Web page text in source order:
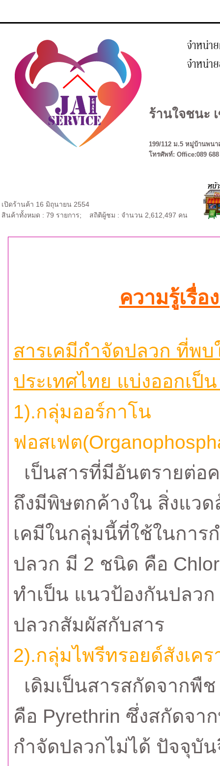
ร้านใจชนะ
199/112 ม.5 หมู่บ้านพน
โทรศัพท์: Office:089
เปิดร้านค้า 16 มิถุนายน 2554
สินค้าทั้งหมด : 79 รายการ; สถิติผู้ชม : จำนวน 2,612,497 คน
ความรู้เรื่อ
สารเคมีกำจัดปลวก ที่พบ
ประเทศไทย แบ่งออกเป็
1).กลุ่มออร์กาโน
ฟอสเฟต
เป็นสารที่มีอันตรายต่อ
ถึงมีพิษตกค้างใน สิ่งแว
เคมีในกลุ่มนี้ที่ใช้ในการ
ปลวก มี 2 ชนิด คือ
ทำเป็น แนวป้องกันปลว
ปลวกสัมผัสกับสาร
2).กลุ่มไพรีทรอยด์สังเค
เดิมเป็นสารสกัดจากพื
คือ Pyrethrin ซึ่งสกัดจา
กำจัดปลวกไม่ได้ ปัจจุบั